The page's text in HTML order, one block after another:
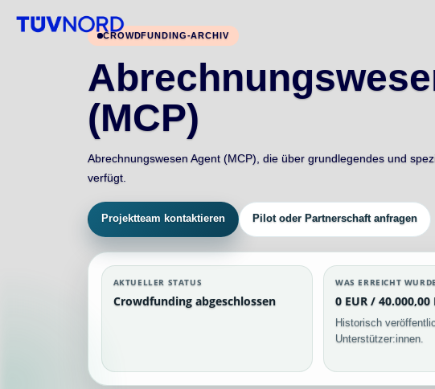
CROWDFUNDING-ARCHIV
(MCP)
Abrechnungswesen Agent (MCP), die über grundlegendes und
verfügt.
Projektteam kontaktieren Pilot oder Partnerschaft anfragen
AKTUELLER STATUS
Crowdfunding abgeschlossen
WAS ERREICHT WURDE
0 EUR / 40.000,00
Historisch
Unterstützer:innen.